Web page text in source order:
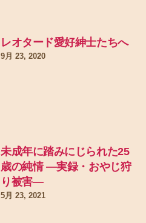
レオタード愛好紳士たちへ
9月 23, 2020
未成年に踏みにじられた25
歳の純情 ―実録・おやじ狩
り被害―
5月 23, 2021